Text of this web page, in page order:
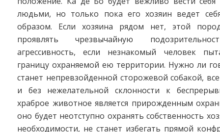
людьми, но только пока его хозяин ведет
образом. Если хозяина рядом нет, этой
проявлять чрезвычайную
агрессивность, если незнакомый человек
границу охраняемой ею территории. Нужно ли
станет непревзойденной сторожевой собакой,
и без нежелательной склонности к
храброе животное является прирожденным
оно будет неотступно охранять собственность
необходимости, не станет избегать прямой